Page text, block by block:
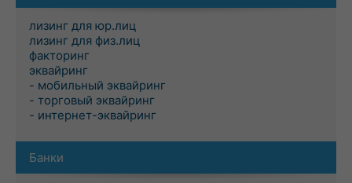
лизинг для юр.лиц
лизинг для физ.лиц
факторинг
эквайринг
- мобильный эквайринг
- торговый эквайринг
- интернет-эквайринг
Банки